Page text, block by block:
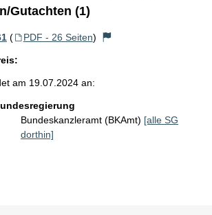
Gutachten (1)
( PDF - 26 Seiten)
am 19.07.2024 an:
Bundeskanzleramt (BKAmt) [alle SG
dorthin]